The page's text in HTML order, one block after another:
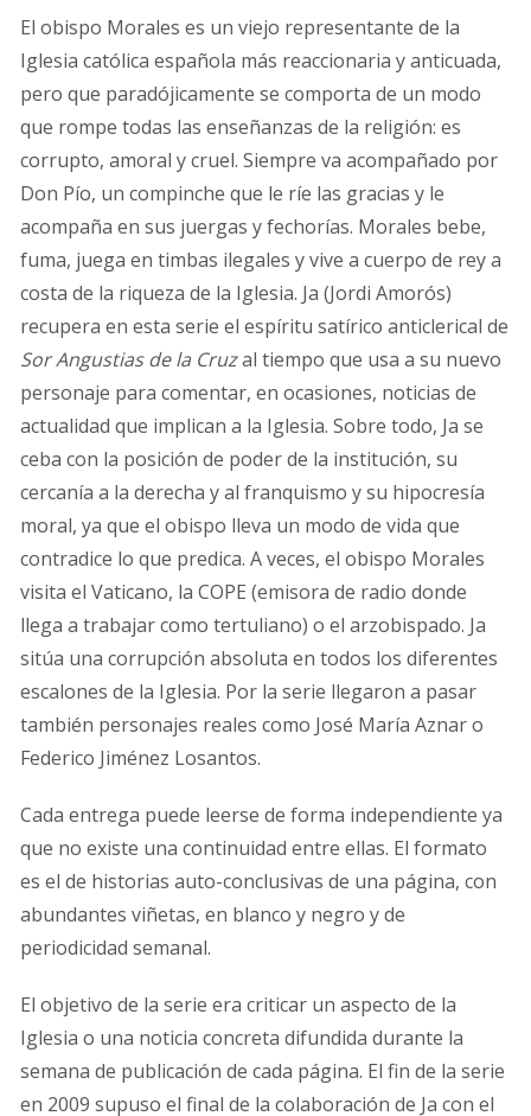
El obispo Morales es un viejo representante de la
Iglesia católica española más reaccionaria y anticuada,
pero que paradójicamente se comporta de un modo
que rompe todas las enseñanzas de la religión: es
corrupto, amoral y cruel. Siempre va acompañado por
Don Pío, un compinche que le ríe las gracias y le
acompaña en sus juergas y fechorías. Morales bebe,
fuma, juega en timbas ilegales y vive a cuerpo de rey a
costa de la riqueza de la Iglesia. Ja (Jordi Amorós)
recupera en esta serie el espíritu satírico anticlerical de
Sor Angustias de la Cruzal tiempo que usa a su nuevo
personaje para comentar, en ocasiones, noticias de
actualidad que implican a la Iglesia. Sobre todo, Ja se
ceba con la posición de poder de la institución, su
cercanía a la derecha y al franquismo y su hipocresía
moral, ya que el obispo lleva un modo de vida que
contradice lo que predica. A veces, el obispo Morales
visita el Vaticano, la COPE (emisora de radio donde
llega a trabajar como tertuliano) o el arzobispado. Ja
sitúa una corrupción absoluta en todos los diferentes
escalones de la Iglesia. Por la serie llegaron a pasar
también personajes reales como José María Aznar o
Federico Jiménez Losantos.
Cada entrega puede leerse de forma independiente ya
que no existe una continuidad entre ellas. El formato
es el de historias auto-conclusivas de una página, con
abundantes viñetas, en blanco y negro y de
periodicidad semanal.
El objetivo de la serie era criticar un aspecto de la
Iglesia o una noticia concreta difundida durante la
semana de publicación de cada página. El fin de la serie
en 2009 supuso el final de la colaboración de Ja con el